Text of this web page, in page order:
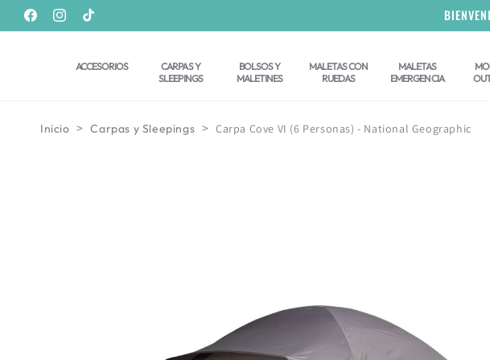
directamente
al contenido
FacebookInstagram
TikTok
ACCESORIOS
CARPAS Y
SLEEPINGS
BOLSOS Y
MALETINES
MALETAS CON
RUEDAS
MALETAS
EMERGENCIA
Inicio > Carpas y Sleepings > Carpa Cove VI (6 Personas) - National Geographic